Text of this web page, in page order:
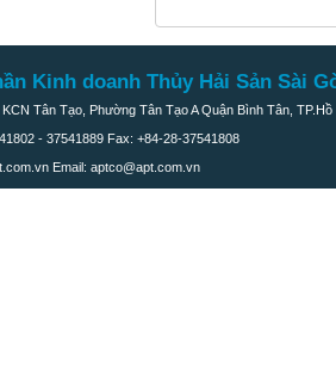
Kinh doanh Thủy Hải Sản Sài
Tân Tạo, Phường Tân Tạo A Quận Bình Tân, TP.Hồ
- 37541889 Fax: +84-28-37541808
Email: aptco@apt.com.vn